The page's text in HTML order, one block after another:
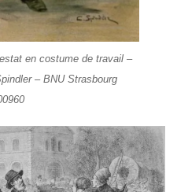
en costume de travail –
– BNU Strasbourg